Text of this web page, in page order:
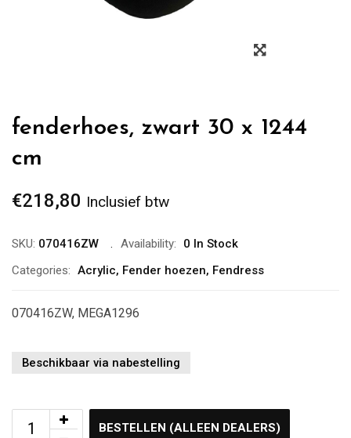
fenderhoes, zwart 30 x 1244
cm
€218,80 Inclusief btw
SKU: 070416ZW Availability:
0 In Stock
Categories: Acrylic, Fender hoezen, Fendress
070416ZW, MEGA1296
Beschikbaar via nabestelling
BESTELLEN (ALLEEN DEALERS)